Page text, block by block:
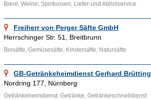
Biere, Weine, Spirituosen, Liefer-und Abholservice
Freiherr von Perger Säfte GmbH
Herrschinger Str. 51, Breitbrunn
Biosäfte, Gemüsesäfte, Kindersäfte, Natursäfte
GB-Getränkeheimdienst Gerhard Brütting
Nordring 177, Nürnberg
Getränkeheimdienst, Getränke, Getränkeschnelldienst